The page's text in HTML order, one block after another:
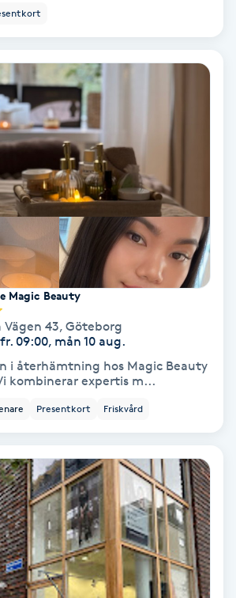
Magic Beauty
Vägen 43, Göteborg
09:00, mån 10 aug.
i återhämtning hos Magic Beauty
kombinerar expertis m...
Presentkort Friskvård